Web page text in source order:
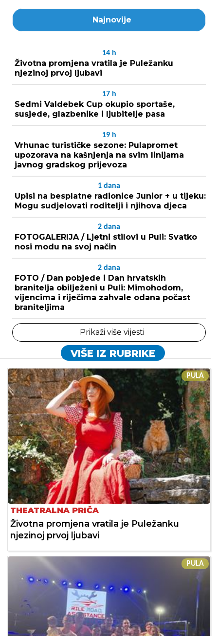
Najnovije
14 h
Životna promjena vratila je Puležanku
njezinoj prvoj ljubavi
17 h
Sedmi Valdebek Cup okupio sportaše,
susjede, glazbenike i ljubitelje pasa
19 h
Vrhunac turističke sezone: Pulapromet
upozorava na kašnjenja na svim linijama
javnog gradskog prijevoza
1 dana
Upisi na besplatne radionice Junior + u tijeku:
Mogu sudjelovati roditelji i njihova djeca
2 dana
FOTOGALERIJA / Ljetni stilovi u Puli: Svatko
nosi modu na svoj način
2 dana
FOTO / Dan pobjede i Dan hrvatskih
branitelja obilježeni u Puli: Mimohodom,
vijencima i riječima zahvale odana počast
braniteljima
Prikaži više vijesti
VIŠE IZ RUBRIKE
PULA
THEATRALNA PRIČA
Životna promjena vratila je Puležanku
njezinoj prvoj ljubavi
PULA